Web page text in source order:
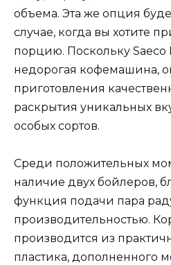
объема. Эта же опция
случае, когда вы хотите
порцию. Поскольку Saeco
недорогая кофемашина,
приготовления
раскрытия уникальных
особых сортов.
Среди положительных
наличие двух бойлеров,
функция подачи пара
производительностью.
производится из
пластика, дополненного